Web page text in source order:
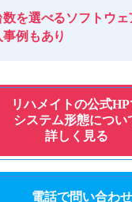
数を選べるソフトウェ
例もあり
リハメイトの公式
システム形態につい
詳しく見る
電話で問い合わ